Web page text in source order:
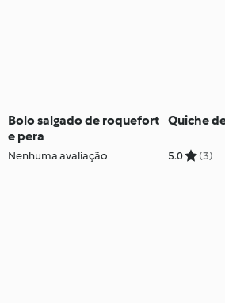
Bolo salgado de roquefort
e pera
Nenhuma avaliação
Quiche
5.0 (3)